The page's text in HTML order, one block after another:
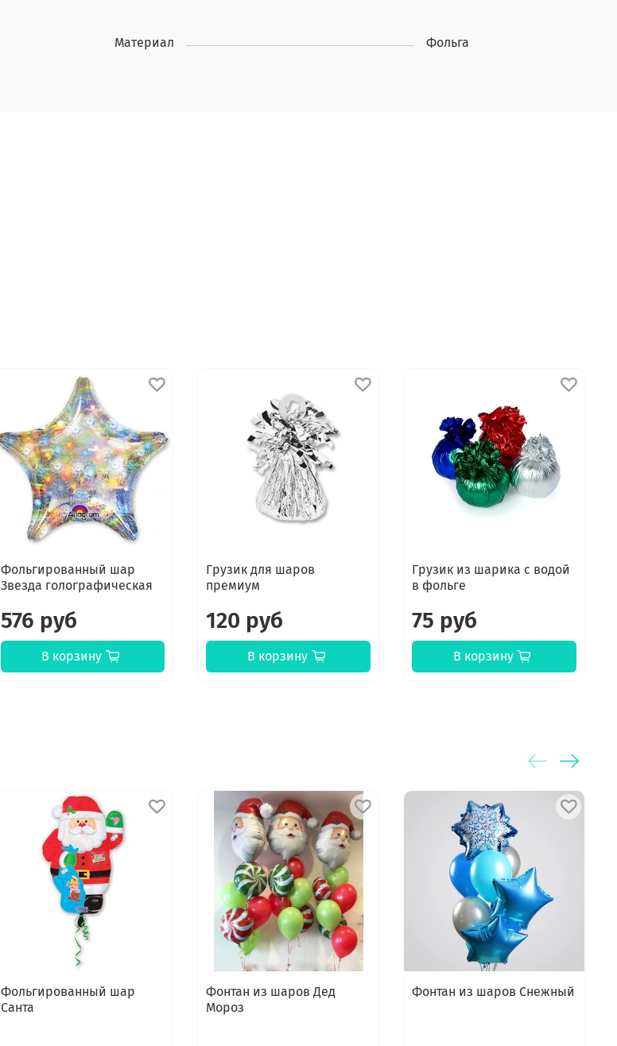
Материал Фольга
Фольгированный шар
Звезда голографическая
576 руб
В корзину
Грузик для шаров
премиум
120 руб
В корзину
Грузик из шарика с водой
в фольге
75 руб
В корзину
Фольгированный шар
Санта
Фонтан из шаров Дед
Мороз
Фонтан из шаров Снежный